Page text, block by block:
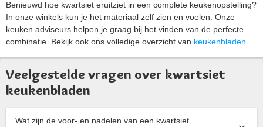
Benieuwd hoe kwartsiet eruitziet in een complete keukenopstelling?
In onze winkels kun je het materiaal zelf zien en voelen. Onze
keuken adviseurs helpen je graag bij het vinden van de perfecte
combinatie. Bekijk ook ons volledige overzicht van keukenbladen
Veelgestelde vragen over kwartsiet
keukenbladen
Wat zijn de voor- en nadelen van een kwartsiet